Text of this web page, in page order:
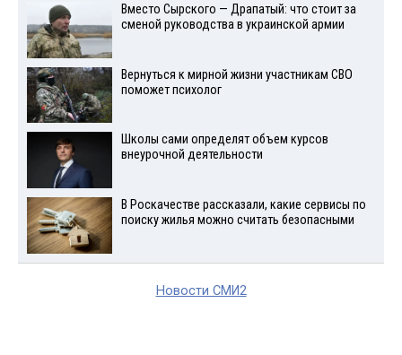
Вместо Сырского — Драпатый: что стоит за
сменой руководства в украинской армии
Вернуться к мирной жизни участникам СВО
поможет психолог
Школы сами определят объем курсов
внеурочной деятельности
В Роскачестве рассказали, какие сервисы по
поиску жилья можно считать безопасными
Новости СМИ2